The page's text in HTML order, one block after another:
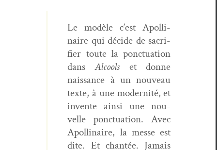
Le mod­èle c’est Apol­li­
naire qui décide de sac­ri­
fi­er toute la ponc­tu­a­tion
dansAlcoolset donne
nais­sance à un nou­veau
texte, à une moder­nité, et
invente ain­si une nou­
velle ponc­tu­a­tion. Avec
Apol­li­naire, la messe est
dite. Et chan­tée. Jamais